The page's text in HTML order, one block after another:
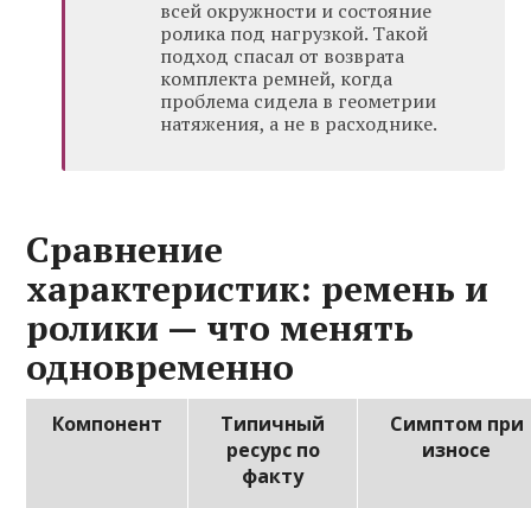
всей окружности и состояние
ролика под нагрузкой. Такой
подход спасал от возврата
комплекта ремней, когда
проблема сидела в геометрии
натяжения, а не в расходнике.
Сравнение
характеристик: ремень и
ролики — что менять
одновременно
Компонент
Типичный
ресурс по
факту
Симптом при
износе